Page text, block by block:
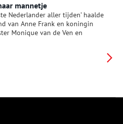
mannetje
Nederlander aller tijden’ haalde
van Anne Frank en koningin
Monique van de Ven en